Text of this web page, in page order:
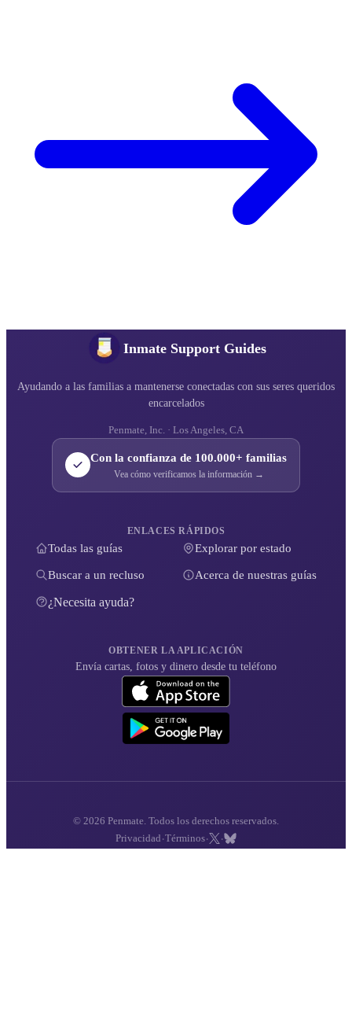
Inmate Support Guides
Ayudando a las familias a mantenerse conectadas con sus seres queridos
encarcelados
Penmate, Inc. · Los Angeles, CA
Con la confianza de 100.000+ familias
Vea cómo verificamos la información →
ENLACES RÁPIDOS
Todas las guías Explorar por estado
Buscar a un recluso Acerca de nuestras guías
¿Necesita ayuda?
OBTENER LA APLICACIÓN
Envía cartas, fotos y dinero desde tu teléfono
© 2026 Penmate. Todos los derechos reservados.
Privacidad ·Términos· ·